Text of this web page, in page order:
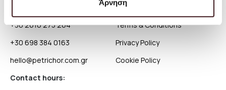
Άρνηση
+30 2610 275 264
+30 698 384 0163
hello@petrichor.com.gr
Contact hours:
About Petrichor
Terms & Conditions
Privacy Policy
Cookie Policy